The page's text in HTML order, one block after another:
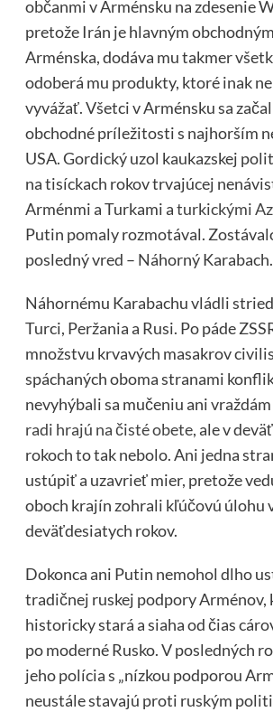
občanmi v Arménsku na zdesenie
pretože Irán je hlavným
Arménska, dodáva mu takmer
odoberá mu produkty, ktoré inak
vyvážať. Všetci v Arménsku sa
obchodné príležitosti s najhorším
USA. Gordický uzol kaukazskej
na tisíckach rokov trvajúcej
Arménmi a Turkami aturkickými
Putin pomaly rozmotával.
posledný vred – Náhorný Karabach.
Náhornému Karabachu vládli
Turci, Peržania a Rusi. Po páde
množstvu krvavých masakrov
spáchaných oboma stranami
nevyhýbali sa mučeniu ani
radi hrajú na čisté obete, ale v
rokoch to tak nebolo. Ani jedna
ustúpiť a uzavrieť mier, pretože
oboch krajín zohrali kľúčovú úlohu
deväťdesiatych rokov.
Dokonca ani Putin nemohol dlho
tradičnej ruskej podpory Arménov,
historicky stará a siaha od čias
po moderné Rusko. V posledných
jeho polícia s „nízkou podporou
neustále stavajú proti ruským